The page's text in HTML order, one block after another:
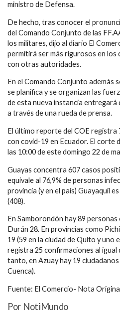
ministro de Defensa.
De hecho, tras conocer el
del Comando Conjunto de las
los militares, dijo al diario El
permitirá ser más rigurosos en
con otras autoridades.
En el Comando Conjunto además
se planifica y se organizan las
de esta nueva instancia entregará
a través de una rueda de prensa.
El último reporte del COE registra
con covid-19 en Ecuador. El corte
las 10:00 de este domingo 22 de
Guayas concentra 607 casos
equivale al 76,9% de personas
provincia (y en el país) Guayaquil
(408).
En Samborondón hay 89
Durán 28. En provincias como
19 (59 en la ciudad de Quito y uno
registra 25 confirmaciones al igual
tanto, en Azuay hay 19
Cuenca).
Fuente: El Comercio- Nota
Por NotiMundo